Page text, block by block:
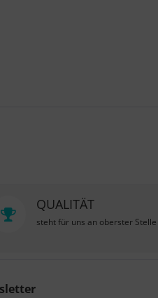
QUALITÄT
steht für uns an oberster Stelle